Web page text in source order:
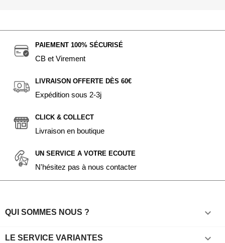
PAIEMENT 100% SÉCURISÉ
CB et Virement
LIVRAISON OFFERTE DÈS 60€
Expédition sous 2-3j
CLICK & COLLECT
Livraison en boutique
UN SERVICE A VOTRE ECOUTE
N'hésitez pas à nous contacter
QUI SOMMES NOUS ? 
LE SERVICE VARIANTES 